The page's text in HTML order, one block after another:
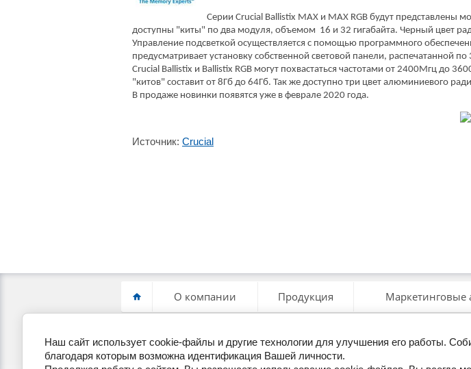
Серии Crucial Ballistix MAX и MAX RGB будут представлены
доступны "киты" по два модуля, объемом 16 и 32 гигабайта. Черный цвет
Управление подсветкой осуществляется с помощью программного
предусматривает установку собственной световой панели, распечатанной по
Crucial Ballistix и Ballistix RGB могут похвастаться частотами от 2400Мгц до
"китов" составит от 8Гб до 64Гб. Так же доступно три цвет алюминиевого
В продаже новинки появятся уже в феврале 2020 года.
Источник: Crucial
О компании Продукция Маркетинговые
+7(495) 255-19-22 Перезвоните мне
Наш сайт использует cookie-файлы и другие технологии для улучшения его работы.
благодаря которым возможна идентификация Вашей личности.